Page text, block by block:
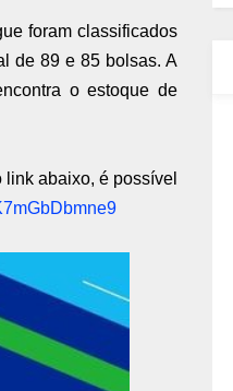
foram classificados
de 89 e 85 bolsas. A
o estoque de
abaixo, é possível